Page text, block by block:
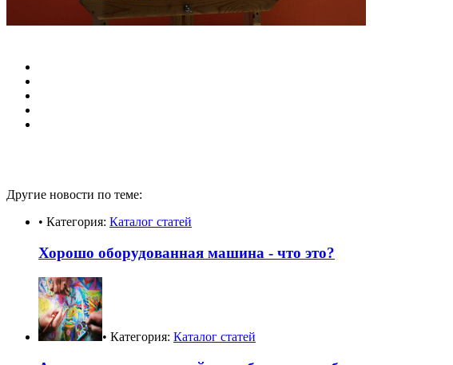
Другие новости по теме:
• Категория: Каталог статей
Хорошо оборудованная машина - что это?
• Категория: Каталог статей